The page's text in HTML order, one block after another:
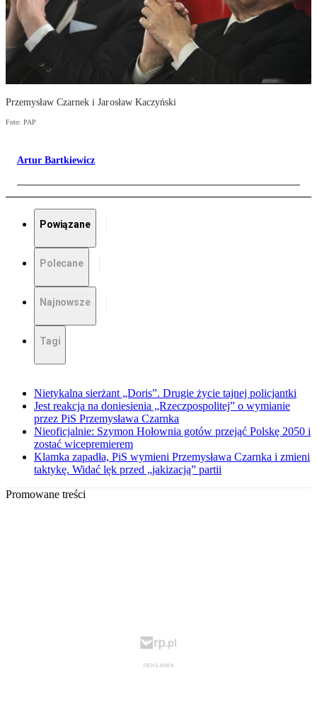
Przemysław Czarnek i Jarosław Kaczyński
Foto: PAP
Artur Bartkiewicz
Powiązane
Polecane
Najnowsze
Tagi
Nietykalna sierżant „Doris”. Drugie życie tajnej policjantki
Jest reakcja na doniesienia „Rzeczpospolitej” o wymianie
przez PiS Przemysława Czarnka
Nieoficjalnie: Szymon Hołownia gotów przejąć Polskę 2050 i
zostać wicepremierem
Klamka zapadła, PiS wymieni Przemysława Czarnka i zmieni
taktykę. Widać lęk przed „jakizacją” partii
Promowane treści